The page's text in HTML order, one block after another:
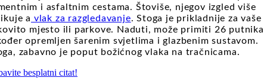
i asfaltnim cestama. Štoviše, njegov izgled više
a vlak za razgledavanje. Stoga je prikladnije za vaše
mjesto ili parkove. Naduti, može primiti 26 putnika
opremljen šarenim svjetlima i glazbenim sustavom.
zabavno je poput božićnog vlaka na tračnicama.
besplatni citat!